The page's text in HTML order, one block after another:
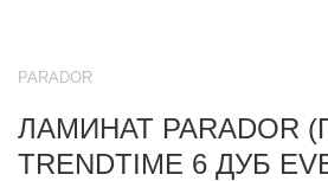
PARADOR
ЛАМИНАТ PARADOR
TRENDTIME 6 ДУБ